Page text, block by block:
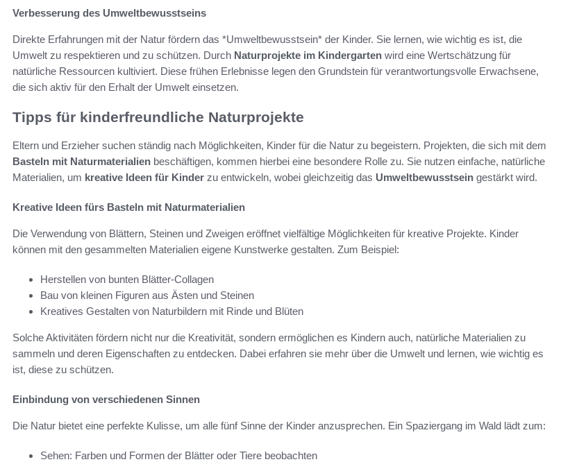
Verbesserung des Umweltbewusstseins
Direkte Erfahrungen mit der Natur fördern das *Umweltbewusstsein* der Kinder. Sie lernen, wie wichtig es ist, die
Umwelt zu respektieren und zu schützen. Durch Naturprojekte im Kindergarten wird eine Wertschätzung für
natürliche Ressourcen kultiviert. Diese frühen Erlebnisse legen den Grundstein für verantwortungsvolle Erwachsene,
die sich aktiv für den Erhalt der Umwelt einsetzen.
Tipps für kinderfreundliche Naturprojekte
Eltern und Erzieher suchen ständig nach Möglichkeiten, Kinder für die Natur zu begeistern. Projekten, die sich mit dem
Basteln mit Naturmaterialien beschäftigen, kommen hierbei eine besondere Rolle zu. Sie nutzen einfache, natürliche
Materialien, um kreative Ideen für Kinder zu entwickeln, wobei gleichzeitig das Umweltbewusstsein gestärkt wird.
Kreative Ideen fürs Basteln mit Naturmaterialien
Die Verwendung von Blättern, Steinen und Zweigen eröffnet vielfältige Möglichkeiten für kreative Projekte. Kinder
können mit den gesammelten Materialien eigene Kunstwerke gestalten. Zum Beispiel:
Herstellen von bunten Blätter-Collagen
Bau von kleinen Figuren aus Ästen und Steinen
Kreatives Gestalten von Naturbildern mit Rinde und Blüten
Solche Aktivitäten fördern nicht nur die Kreativität, sondern ermöglichen es Kindern auch, natürliche Materialien zu
sammeln und deren Eigenschaften zu entdecken. Dabei erfahren sie mehr über die Umwelt und lernen, wie wichtig es
ist, diese zu schützen.
Einbindung von verschiedenen Sinnen
Die Natur bietet eine perfekte Kulisse, um alle fünf Sinne der Kinder anzusprechen. Ein Spaziergang im Wald lädt zum:
Sehen: Farben und Formen der Blätter oder Tiere beobachten